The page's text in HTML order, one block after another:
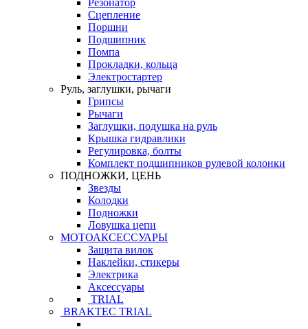
Сцепление
Поршни
Подшипник
Помпа
Прокладки, кольца
Электростартер
Руль, заглушки, рычаги
Грипсы
Рычаги
Заглушки, подушка на руль
Крышка гидравлики
Регулировка, болты
Комплект подшипников рулевой колонки
ПОДНОЖКИ, ЦЕНЬ
Звезды
Колодки
Подножки
Ловушка цепи
МОТОАКСЕССУАРЫ
Защита вилок
Наклейки, стикеры
Электрика
Аксессуары
TRIAL
BRAKTEC TRIAL